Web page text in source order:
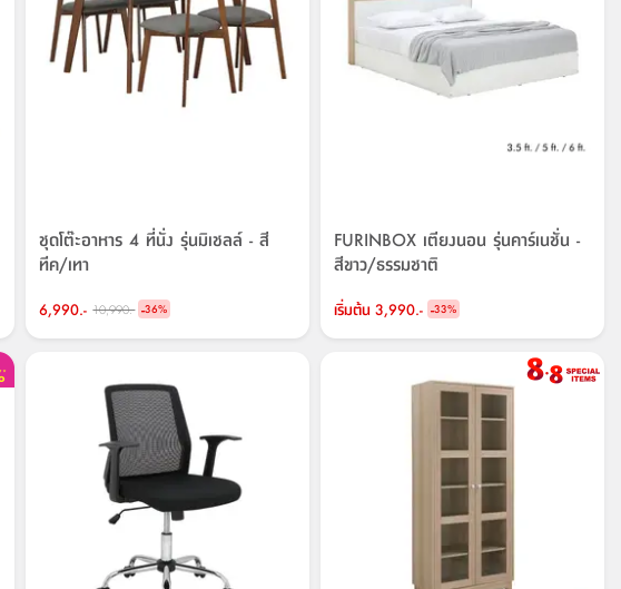
ชุดโต๊ะอาหาร 4 ที่นั่ง รุ่นมิเชลล์ - สี
ทีค/เทา
6,990.- 10,990.- -36%
FURINBOX เตียงนอน รุ่นคาร์เนชั่น -
สีขาว/ธรรมชาติ
เริ่มต้น 3,990.- -33%